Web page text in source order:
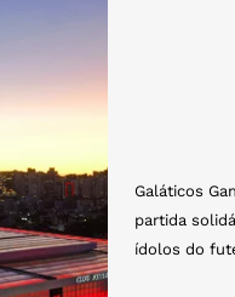
Galáticos
partida
ídolos do